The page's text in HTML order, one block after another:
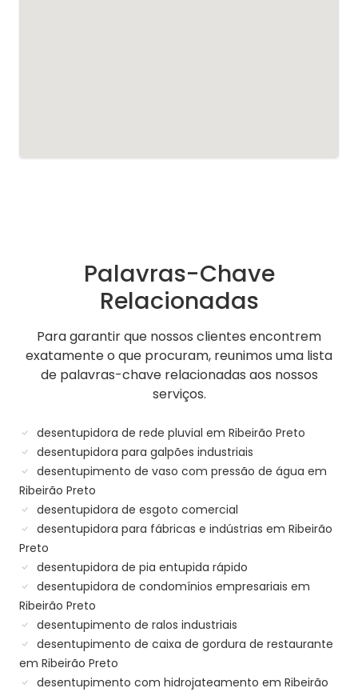
Palavras-Chave
Relacionadas
Para garantir que nossos clientes encontrem
exatamente o que procuram, reunimos uma lista
de palavras-chave relacionadas aos nossos
serviços.
desentupidora de rede pluvial em Ribeirão Preto
desentupidora para galpões industriais
desentupimento de vaso com pressão de água em
Ribeirão Preto
desentupidora de esgoto comercial
desentupidora para fábricas e indústrias em Ribeirão
Preto
desentupidora de pia entupida rápido
desentupidora de condomínios empresariais em
Ribeirão Preto
desentupimento de ralos industriais
desentupimento de caixa de gordura de restaurante
em Ribeirão Preto
desentupimento com hidrojateamento em Ribeirão